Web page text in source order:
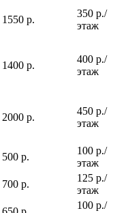
1550 р.
350 р./
этаж
1400 р.
400 р./
этаж
2000 р.
450 р./
этаж
500 р.
100 р./
этаж
700 р.
125 р./
этаж
100 р./